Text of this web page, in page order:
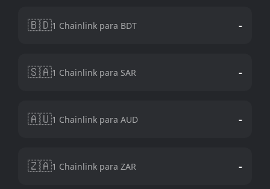
🇧🇩1 Chainlink para BDT -
🇸🇦1 Chainlink para SAR -
🇦🇺1 Chainlink para AUD -
🇿🇦1 Chainlink para ZAR -